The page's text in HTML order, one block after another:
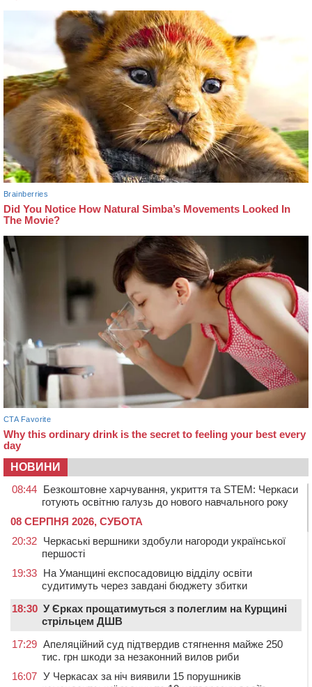
НОВИНИ
08:44 Безкоштовне харчування, укриття та STEM: Черкаси
готують освітню галузь до нового навчального року
08 СЕРПНЯ 2026, СУБОТА
20:32 Черкаські вершники здобули нагороди української
першості
19:33 На Уманщині експосадовицю відділу освіти
судитимуть через завдані бюджету збитки
18:30 У Єрках прощатимуться з полеглим на Курщині
стрільцем ДШВ
17:29 Апеляційний суд підтвердив стягнення майже 250
тис. грн шкоди за незаконний вилов риби
16:07 У Черкасах за ніч виявили 15 порушників